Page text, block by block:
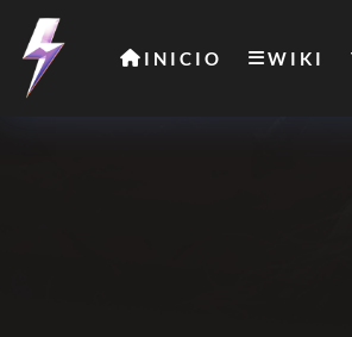
INICIO WIKI